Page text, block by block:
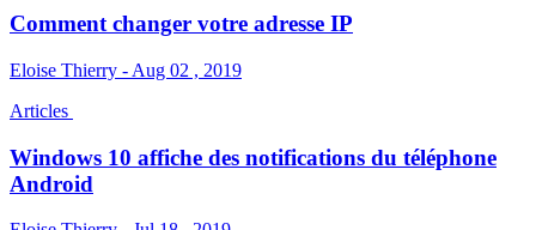
Comment changer votre adresse IP
Eloise Thierry - Aug 02 , 2019
Articles
Windows 10 affiche des notifications du téléphone
Android